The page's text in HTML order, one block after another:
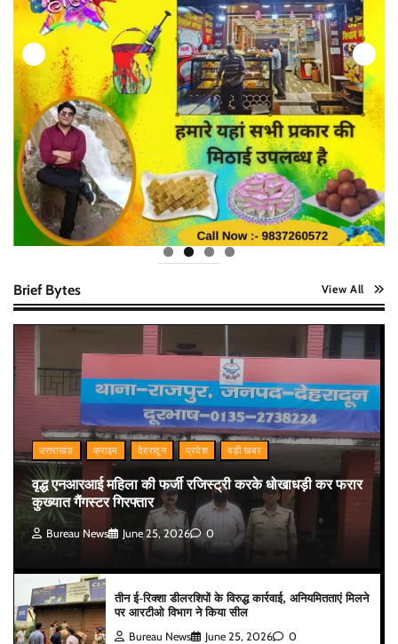
Brief Bytes View All
उत्तराखंड क्राइम देहरादून प्रदेश बड़ी खबर
वृद्ध एनआरआई महिला की फर्जी रजिस्ट्री करके धोखाधड़ी कर फरार
कुख्यात गैंगस्टर गिरफ्तार
Bureau News June 25, 2026 0
तीन ई-रिक्शा डीलरशिपों के विरुद्ध कार्रवाई, अनियमितताएं मिलने
पर आरटीओ विभाग ने किया सील
Bureau News June 25, 2026 0